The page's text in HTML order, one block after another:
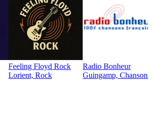
Feeling Floyd Rock
Lorient, Rock
Radio Bonheur
Guingamp,